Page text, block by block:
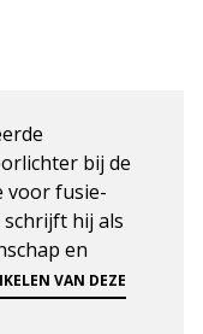
bij de
voor fusie-
schrijft hij als
en
VAN DEZE